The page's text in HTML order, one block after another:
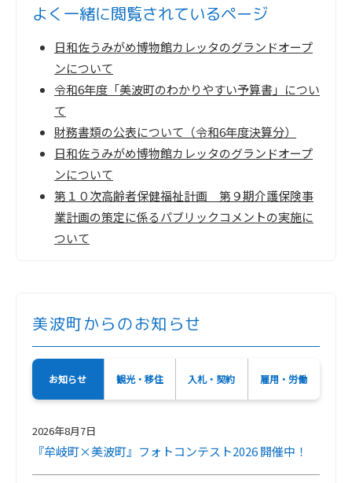
よく一緒に閲覧されているページ
日和佐うみがめ博物館カレッタのグランドオープ
ンについて
令和6年度「美波町のわかりやすい予算書」につい
て
財務書類の公表について（令和6年度決算分）
日和佐うみがめ博物館カレッタのグランドオープ
ンについて
第１０次高齢者保健福祉計画 第９期介護保険事
業計画の策定に係るパブリックコメントの実施に
ついて
美波町からのお知らせ
お知らせ 観光・移住 入札・契約 雇用・労働
2026年8月7日
『牟岐町×美波町』フォトコンテスト2026 開催中！